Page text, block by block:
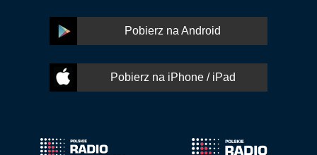
Pobierz na Android
Pobierz na iPhone / iPad